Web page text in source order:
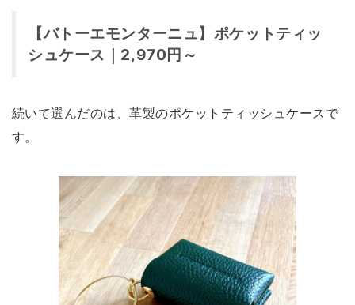
【バトーエモンターニュ】ポケットティッ
シュケース｜2,970円～
続いて選んだのは、革製のポケットティッシュケースで
す。